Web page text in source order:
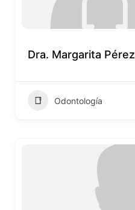
Dra. Margarita Pérez
Odontología